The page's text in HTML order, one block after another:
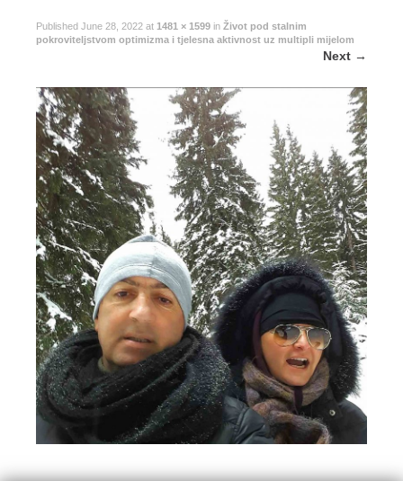
Published June 28, 2022 at 1481 × 1599 in Život pod stalnim
pokroviteljstvom optimizma i tjelesna aktivnost uz multipli mijelom
Next →